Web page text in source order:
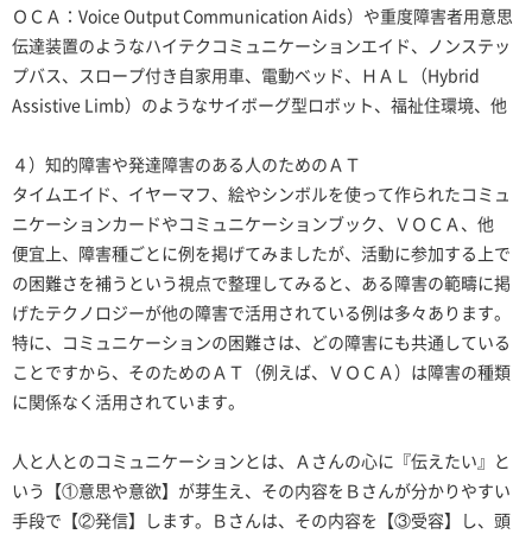
ＯＣＡ：Voice Output Communication Aids）や重度障害者用意思
伝達装置のようなハイテクコミュニケーションエイド、ノンステッ
プバス、スロープ付き自家用車、電動ベッド、ＨＡＬ（Hybrid
Assistive Limb）のようなサイボーグ型ロボット、福祉住環境、他
４）知的障害や発達障害のある人のためのＡＴ
タイムエイド、イヤーマフ、絵やシンボルを使って作られたコミュ
ニケーションカードやコミュニケーションブック、ＶＯＣＡ、他
便宜上、障害種ごとに例を掲げてみましたが、活動に参加する上で
の困難さを補うという視点で整理してみると、ある障害の範疇に掲
げたテクノロジーが他の障害で活用されている例は多々あります。
特に、コミュニケーションの困難さは、どの障害にも共通している
ことですから、そのためのＡＴ（例えば、ＶＯＣＡ）は障害の種類
に関係なく活用されています。
人と人とのコミュニケーションとは、Ａさんの心に『伝えたい』と
いう【①意思や意欲】が芽生え、その内容をＢさんが分かりやすい
手段で【②発信】します。Ｂさんは、その内容を【③受容】し、頭